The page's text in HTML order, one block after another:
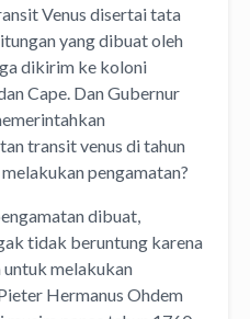
Venus disertai tata
yang dibuat oleh
dikirim ke koloni
Cape. Dan Gubernur
transit venus di tahun
pengamatan?
dibuat,
tidak beruntung karena
untuk melakukan
Hermanus Ohdem